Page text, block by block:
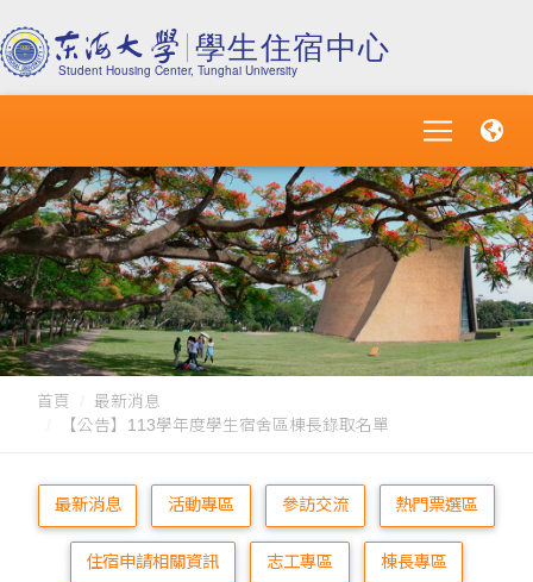
首頁
最新消息
【公告】113學年度學生宿舍區棟長錄取名單
最新消息 活動專區 參訪交流 熱門票選區
住宿申請相關資訊 志工專區 棟長專區